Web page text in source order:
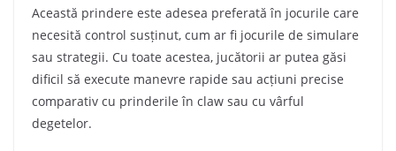
Această prindere este adesea preferată în jocurile care
necesită control susținut, cum ar fi jocurile de simulare
sau strategii. Cu toate acestea, jucătorii ar putea găsi
dificil să execute manevre rapide sau acțiuni precise
comparativ cu prinderile în claw sau cu vârful
degetelor.